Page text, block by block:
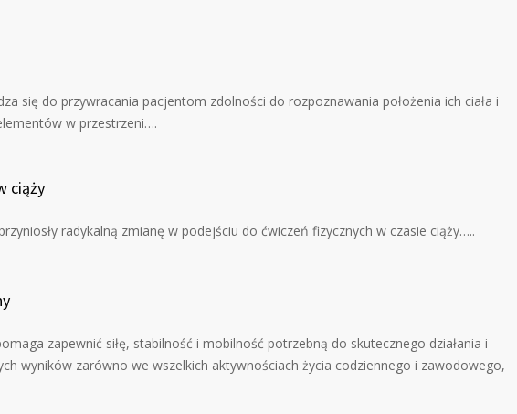
się do przywracania pacjentom zdolności do rozpoznawania położenia ich ciała i
w przestrzeni….
ciąży
radykalną zmianę w podejściu do ćwiczeń fizycznych w czasie ciąży…..
zapewnić siłę, stabilność i mobilność potrzebną do skutecznego działania i
wyników zarówno we wszelkich aktywnościach życia codziennego i zawodowego,